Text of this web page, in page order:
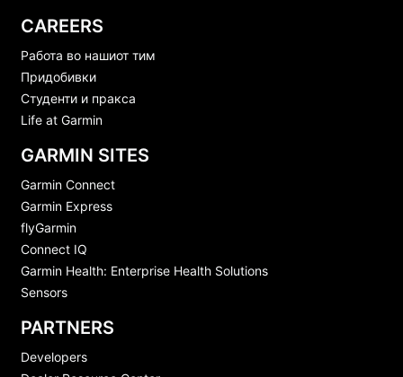
CAREERS
Работа во нашиот тим
Придобивки
Студенти и пракса
Life at Garmin
GARMIN SITES
Garmin Connect
Garmin Express
flyGarmin
Connect IQ
Garmin Health: Enterprise Health Solutions
Sensors
PARTNERS
Developers